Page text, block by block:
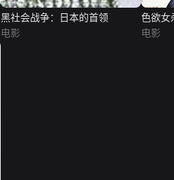
黑社会战争：日本的首领
电影
色欲女
电影